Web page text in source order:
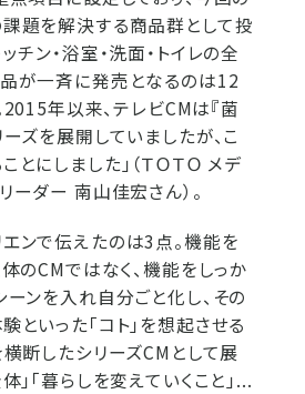
題を解決する商品群として投
チン・浴室・洗面・トイレの全
が一斉に発売となるのは12
2015年以来、テレビCMは『菌
ズを展開していましたが、こ
にしました」（ＴＯＴＯ メデ
ーダー 南山佳宏さん）。
ンで伝えたのは3点。機能を
のCMではなく、機能をしっか
ーンを入れ自分ごと化し、その
といった「コト」を想起させる
横断したシリーズCMとして展
」「暮らしを変えていくこと」...